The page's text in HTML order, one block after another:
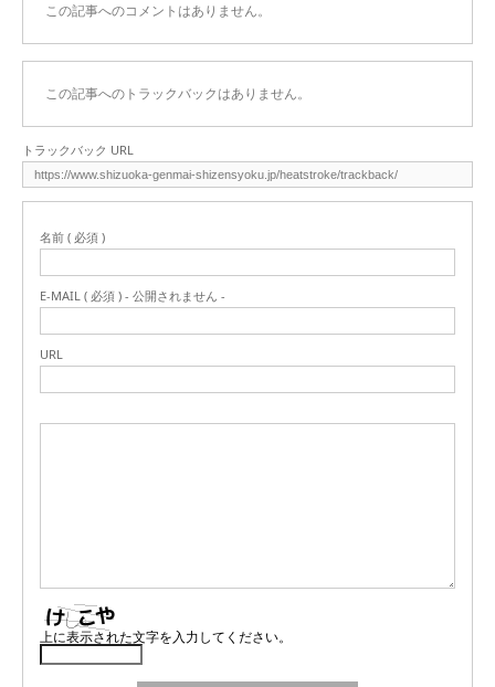
この記事へのコメントはありません。
この記事へのトラックバックはありません。
トラックバック URL
名前 ( 必須 )
E-MAIL ( 必須 ) - 公開されません -
URL
上に表示された文字を入力してください。